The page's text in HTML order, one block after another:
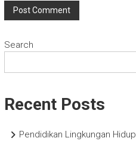
Search
Recent Posts
Pendidikan Lingkungan